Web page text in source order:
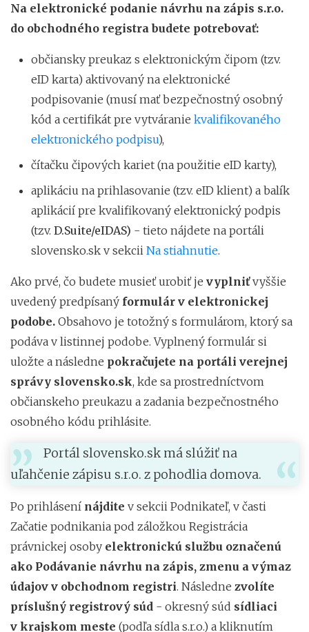
Na elektronické podanie návrhu na zápis s.r.o.
do obchodného registra budete potrebovať:
občiansky preukaz s elektronickým čipom (tzv.
eID karta) aktivovaný na elektronické
podpisovanie (musí mať bezpečnostný osobný
kód a certifikát pre vytváranie kvalifikovaného
elektronického podpisu),
čítačku čipových kariet (na použitie eID karty),
aplikáciu na prihlasovanie (tzv. eID klient) a balík
aplikácií pre kvalifikovaný elektronický podpis
(tzv. D.Suite/eIDAS) - tieto nájdete na portáli
slovensko.sk v sekcii Na stiahnutie.
Ako prvé, čo budete musieť urobiť je vyplniťvyššie
uvedený predpísaný formulár v elektronickej
podobe. Obsahovo je totožný s formulárom, ktorý sa
podáva v listinnej podobe. Vyplnený formulár si
uložte a následne pokračujete na portáli verejnej
správy slovensko.sk, kde sa prostredníctvom
občianskeho preukazu a zadania bezpečnostného
osobného kódu prihlásite.
Portál slovensko.sk má slúžiť na
uľahčenie zápisu s.r.o. z pohodlia domova.
Po prihlásení nájdite v sekcii Podnikateľ, v časti
Začatie podnikania pod záložkou Registrácia
právnickej osoby elektronickú službu označenú
ako Podávanie návrhu na zápis, zmenu a výmaz
údajov v obchodnom registri. Následne zvolíte
príslušný registrový súd - okresný súd sídliaci
v krajskom meste (podľa sídla s.r.o.) a kliknutím